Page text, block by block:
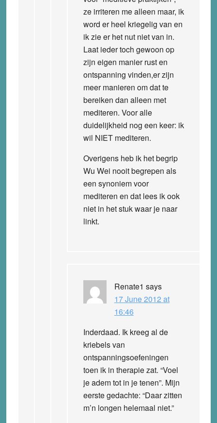
ze irriteren me alleen maar, ik
word er heel kriegelig van en
ik zie er het nut niet van in.
Laat ieder toch gewoon op
zijn eigen manier rust en
ontspanning vinden,er zijn
meer manieren om dat te
bereiken dan alleen met
mediteren. Voor alle
duidelijkheid nog een keer: ik
wil NIET mediteren.
Overigens heb ik het begrip
Wu Wei nooit begrepen als
een synoniem voor
mediteren en dat lees ik ook
niet in het stuk waar je naar
linkt.
Renate1 says
17 June 2012 at
16:46
Inderdaad. Ik kreeg al de
kriebels van
ontspanningsoefeningen
toen ik in therapie zat. “Voel
je adem tot in je tenen”. Mijn
eerste gedachte: “Daar zitten
m’n longen helemaal niet.”